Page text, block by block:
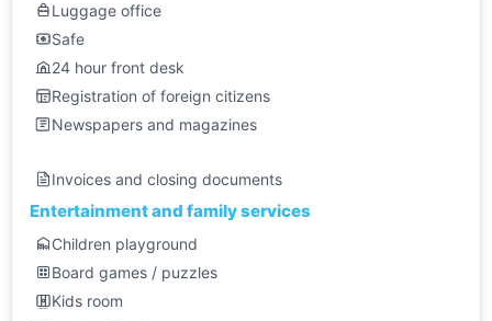
Luggage office
Safe
24 hour front desk
Registration of foreign citizens
Newspapers and magazines
Invoices and closing documents
Entertainment and family services
Children playground
Board games / puzzles
Kids room